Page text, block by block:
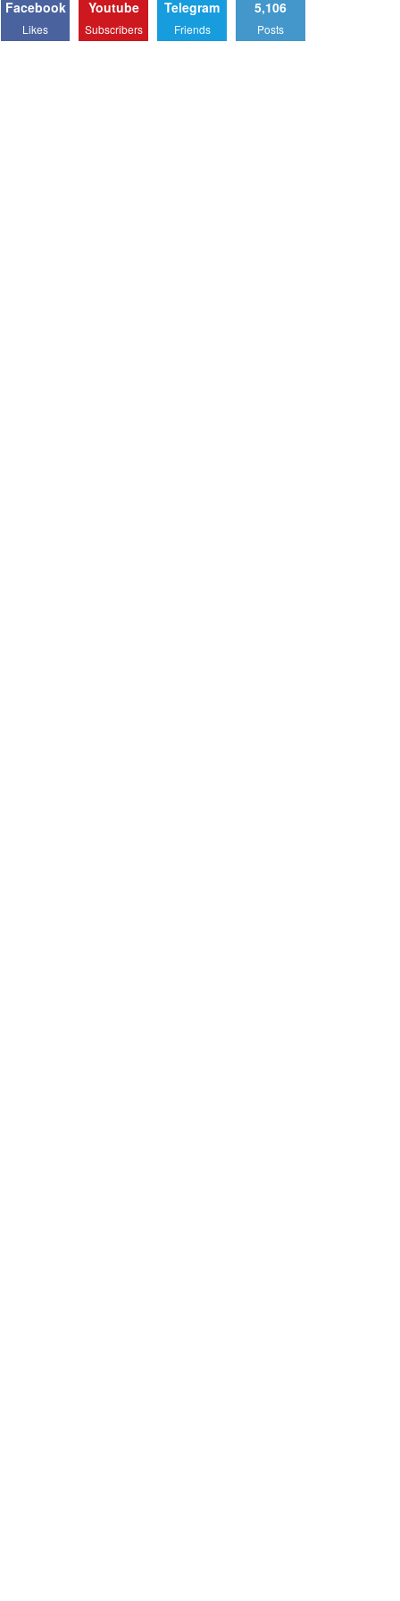
Facebook
Likes
Youtube
Subscribers
Telegram
Friends
5,106
Posts